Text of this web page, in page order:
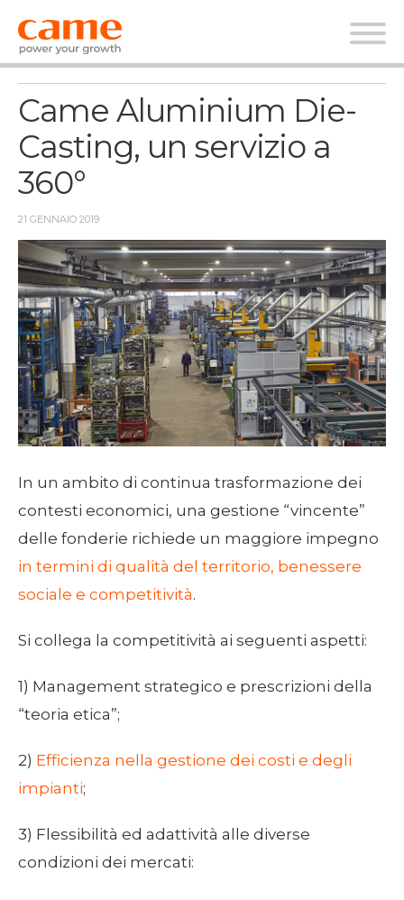
News
Came Aluminium Die-
Casting, un servizio a
360°
21 GENNAIO 2019
In un ambito di continua trasformazione dei
contesti economici, una gestione “vincente”
delle fonderie richiede un maggiore impegno
in termini di qualità del territorio, benessere
sociale e competitività.
Si collega la competitività ai seguenti aspetti:
1) Management strategico e prescrizioni della
“teoria etica”;
2) Efficienza nella gestione dei costi e degli
impianti;
3) Flessibilità ed adattività alle diverse
condizioni dei mercati: